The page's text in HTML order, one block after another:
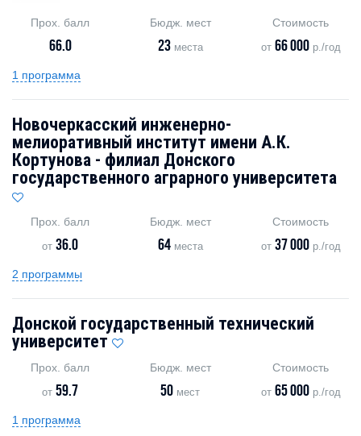
Прох. балл
66.0
Бюдж. мест
23места
Стоимость
от 66 000р./год
1 программа
Новочеркасский инженерно-
мелиоративный институт имени А.К.
Кортунова - филиал Донского
государственного аграрного университета
Прох. балл
от36.0
Бюдж. мест
64места
Стоимость
от 37 000р./год
2 программы
Донской государственный технический
университет
Прох. балл
от59.7
Бюдж. мест
50 мест
Стоимость
от 65 000р./год
1 программа